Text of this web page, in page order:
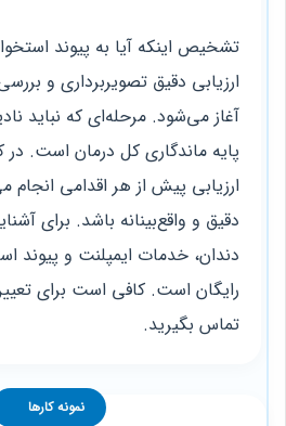
تشخیص اینکه آیا به پیوند
ارزیابی دقیق تصویربرداری و
آغاز می‌شود. مرحله‌ای که نباید
پایه ماندگاری کل درمان است. در
ارزیابی پیش از هر اقدامی
دقیق و واقع‌بینانه باشد. برای
دندان، خدمات ایمپلنت و پیوند
رایگان است. کافی است برای
تماس بگیرید.
نمونه کارها